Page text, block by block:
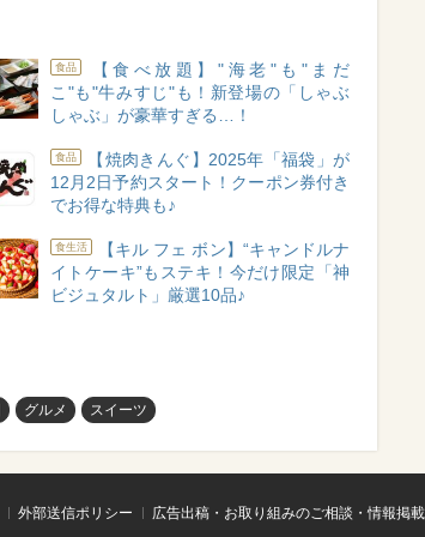
食品
【食べ放題】"海老"も"まだ
こ"も"牛みすじ"も！新登場の「しゃぶ
しゃぶ」が豪華すぎる…！
食品
【焼肉きんぐ】2025年「福袋」が
12月2日予約スタート！クーポン券付き
でお得な特典も♪
食生活
【キル フェ ボン】“キャンドルナ
イトケーキ”もステキ！今だけ限定「神
ビジュタルト」厳選10品♪
グルメ スイーツ
外部送信ポリシー
広告出稿・お取り組みのご相談・情報掲